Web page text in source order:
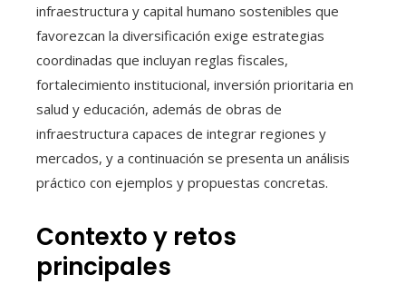
infraestructura y capital humano sostenibles que
favorezcan la diversificación exige estrategias
coordinadas que incluyan reglas fiscales,
fortalecimiento institucional, inversión prioritaria en
salud y educación, además de obras de
infraestructura capaces de integrar regiones y
mercados, y a continuación se presenta un análisis
práctico con ejemplos y propuestas concretas.
Contexto y retos
principales